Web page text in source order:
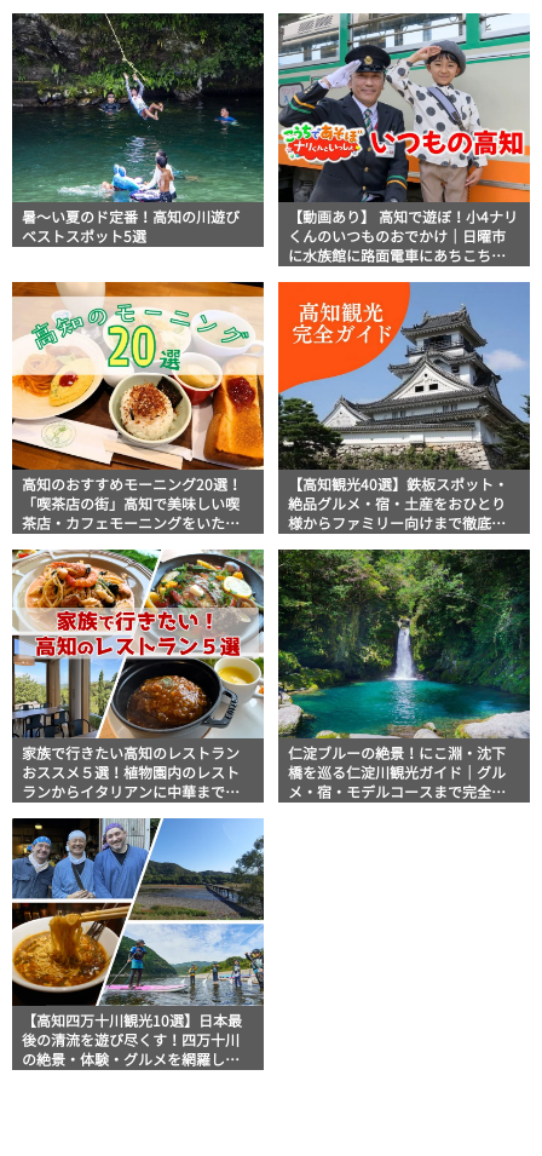
説！
暑～い夏のド定番！高知の川遊び
ベストスポット5選
【動画あり】 高知で遊ぼ！小4ナリ
くんのいつものおでかけ｜日曜市
に水族館に路面電車にあちこち巡
高知のおすすめモーニング20選！
「喫茶店の街」高知で美味しい喫
茶店・カフェモーニングをいただ
【高知観光40選】鉄板スポット・
絶品グルメ・宿・土産をおひとり
様からファミリー向けまで徹底解
家族で行きたい高知のレストラン
おススメ５選！植物園内のレスト
ランからイタリアンに中華まで楽
仁淀ブルーの絶景！にこ淵・沈下
橋を巡る仁淀川観光ガイド｜グル
メ・宿・モデルコースまで完全網
【高知四万十川観光10選】日本最
後の清流を遊び尽くす！四万十川
の絶景・体験・グルメを網羅した